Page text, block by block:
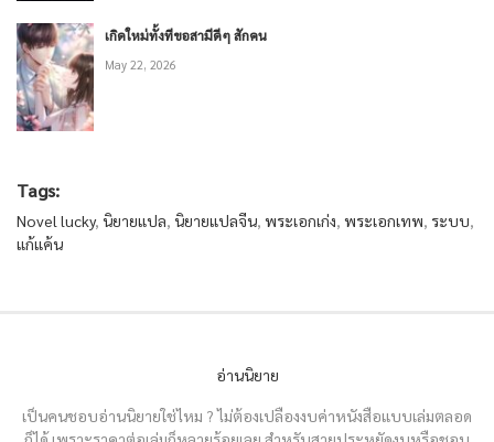
เกิดใหม่ทั้งทีขอสามีดีๆ สักคน
May 22, 2026
Tags:
Novel lucky, นิยายแปล, นิยายแปลจีน, พระเอกเก่ง, พระเอกเทพ, ระบบ,
แก้แค้น
อ่านนิยาย
เป็นคนชอบอ่านนิยายใช่ไหม ? ไม่ต้องเปลืองงบค่าหนังสือแบบเล่มตลอด